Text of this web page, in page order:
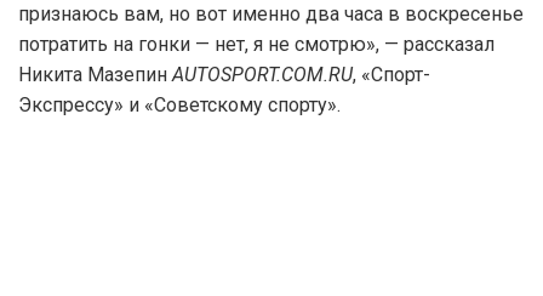
признаюсь вам, но вот именно два часа в воскресенье
потратить на гонки — нет, я не смотрю», — рассказал
Никита Мазепин AUTOSPORT.COM.RU, «Спорт-
Экспрессу» и «Советскому спорту».